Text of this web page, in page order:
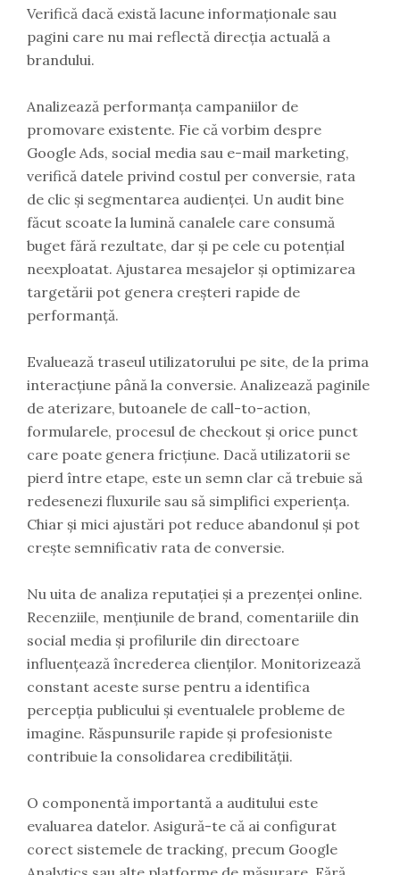
Verifică dacă există lacune informaționale sau
pagini care nu mai reflectă direcția actuală a
brandului.
Analizează performanța campaniilor de
promovare existente. Fie că vorbim despre
Google Ads, social media sau e-mail marketing,
verifică datele privind costul per conversie, rata
de clic și segmentarea audienței. Un audit bine
făcut scoate la lumină canalele care consumă
buget fără rezultate, dar și pe cele cu potențial
neexploatat. Ajustarea mesajelor și optimizarea
targetării pot genera creșteri rapide de
performanță.
Evaluează traseul utilizatorului pe site, de la prima
interacțiune până la conversie. Analizează paginile
de aterizare, butoanele de call-to-action,
formularele, procesul de checkout și orice punct
care poate genera fricțiune. Dacă utilizatorii se
pierd între etape, este un semn clar că trebuie să
redesenezi fluxurile sau să simplifici experiența.
Chiar și mici ajustări pot reduce abandonul și pot
crește semnificativ rata de conversie.
Nu uita de analiza reputației și a prezenței online.
Recenziile, mențiunile de brand, comentariile din
social media și profilurile din directoare
influențează încrederea clienților. Monitorizează
constant aceste surse pentru a identifica
percepția publicului și eventualele probleme de
imagine. Răspunsurile rapide și profesioniste
contribuie la consolidarea credibilității.
O componentă importantă a auditului este
evaluarea datelor. Asigură-te că ai configurat
corect sistemele de tracking, precum Google